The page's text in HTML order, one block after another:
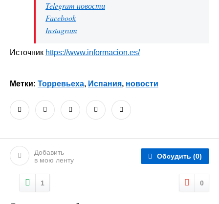
Telegram новости
Facebook
Instagram
Источник https://www.informacion.es/
Метки: Торревьеха, Испания, новости
Добавить
в мою ленту
Обсудить (0)
1 0